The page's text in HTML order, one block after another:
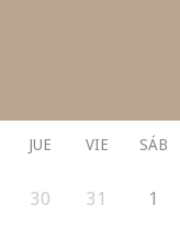
JUE VIE SÁB
30 31 1